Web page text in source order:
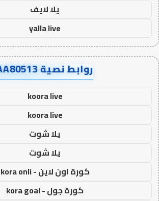
يلا لايف
yalla live
روابط نصية AA80513
koora live
koora live
يلا شوت
يلا شوت
كورة اون لاين - kora onli
كورة جول - kora goal